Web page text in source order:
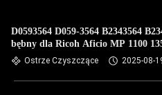
D0593564 D059-3564 B2343564
bębny dla Ricoh Aficio MP 1100
1356EX 906EX Tos
Ostrze Czyszczące 2025-08-